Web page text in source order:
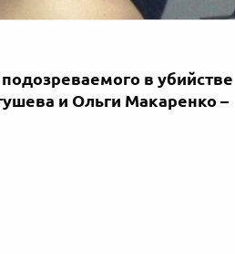
в убийстве
и Ольги Макаренко –